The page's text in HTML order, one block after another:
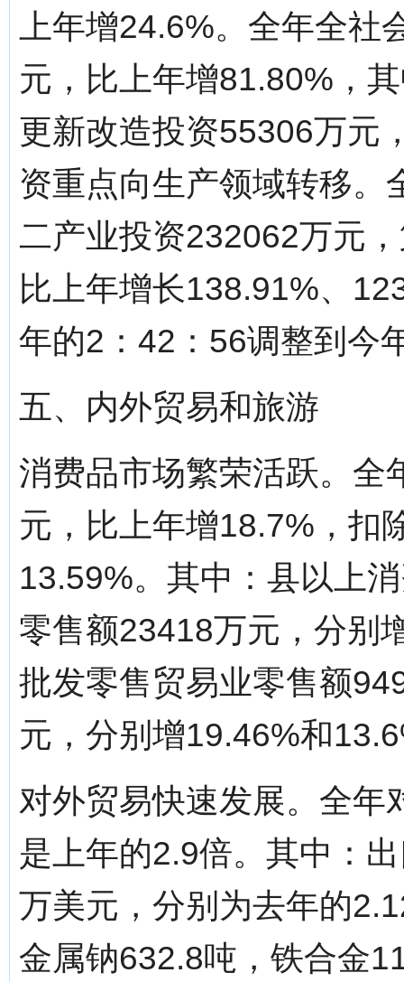
上年增24.6%。全年全
元，比上年增81.80%，
更新改造投资55306万元
资重点向生产领域转移。
二产业投资232062万元
比上年增长138.91%、
年的2：42：56调整到今
五、内外贸易和旅游
消费品市场繁荣活跃。全
元，比上年增18.7%，扣
13.59%。其中：县以上
零售额23418万元，分别
批发零售贸易业零售额
元，分别增19.46%和
对外贸易快速发展。全年
是上年的2.9倍。其中：
万美元，分别为去年的
金属钠632.8吨，铁合金